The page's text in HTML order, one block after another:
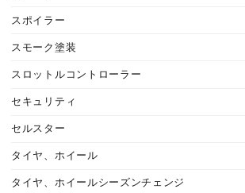
スポイラー
スモーク塗装
スロットルコントローラー
セキュリティ
セルスター
タイヤ、ホイール
タイヤ、ホイールシーズンチェンジ